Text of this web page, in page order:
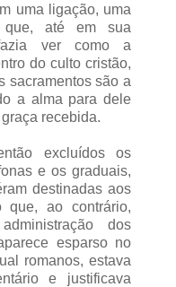
uma ligação, uma
que, até em sua
ver como a
do culto cristão,
sacramentos são a
a alma para dele
recebida.
excluídos os
e os graduais,
destinadas aos
que, ao contrário,
dos
esparso no
romanos, estava
e justificava